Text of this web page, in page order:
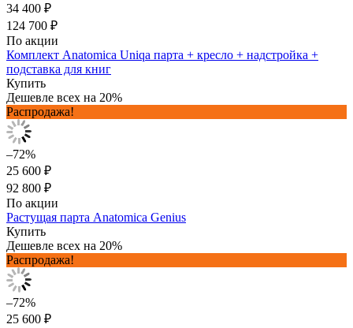
34 400 ₽
124 700 ₽
По акции
Комплект Anatomica Uniqa парта + кресло + надстройка +
подставка для книг
Купить
Дешевле всех на 20%
Распродажа!
–72%
25 600 ₽
92 800 ₽
По акции
Растущая парта Anatomica Genius
Купить
Дешевле всех на 20%
Распродажа!
–72%
25 600 ₽